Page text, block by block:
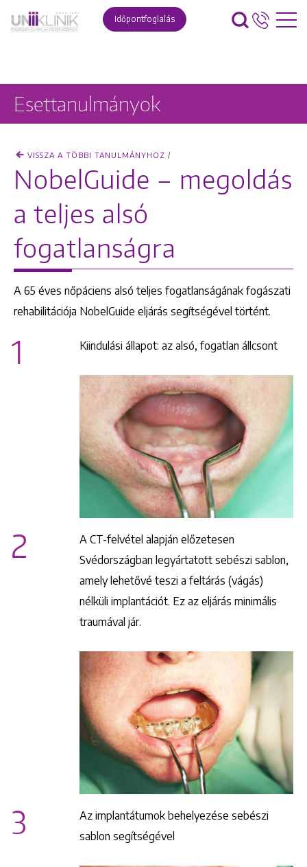
Időpontfoglalás
Esettanulmányok
VISSZA A TÖBBI TANULMÁNYHOZ /
NobelGuide – megoldás
a teljes alsó
fogatlanságra
A 65 éves nőpáciens alsó teljes fogatlanságának fogászati
rehabilitációja NobelGuide eljárás segítségével történt.
1 Kiindulási állapot: az alsó, fogatlan állcsont
2
A CT-felvétel alapján előzetesen
Svédországban legyártatott sebészi sablon,
amely lehetővé teszi a feltárás (vágás)
nélküli implantációt. Ez az eljárás minimális
traumával jár.
3
Az implantátumok behelyezése sebészi
sablon segítségével